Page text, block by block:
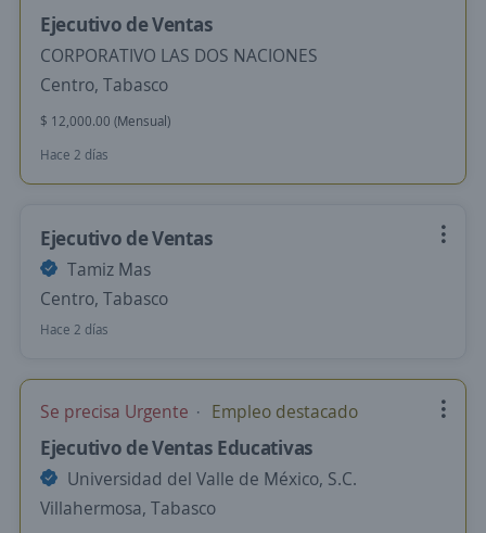
Ejecutivo de Ventas
CORPORATIVO LAS DOS NACIONES
Centro, Tabasco
$ 12,000.00 (Mensual)
Hace 2 días
Ejecutivo de Ventas
Tamiz Mas
Centro, Tabasco
Hace 2 días
Se precisa Urgente Empleo destacado
Ejecutivo de Ventas Educativas
Universidad del Valle de México, S.C.
Villahermosa, Tabasco